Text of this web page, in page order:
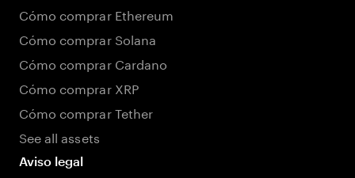
Cómo comprar Ethereum
Cómo comprar Solana
Cómo comprar Cardano
Cómo comprar XRP
Cómo comprar Tether
See all assets
Aviso legal